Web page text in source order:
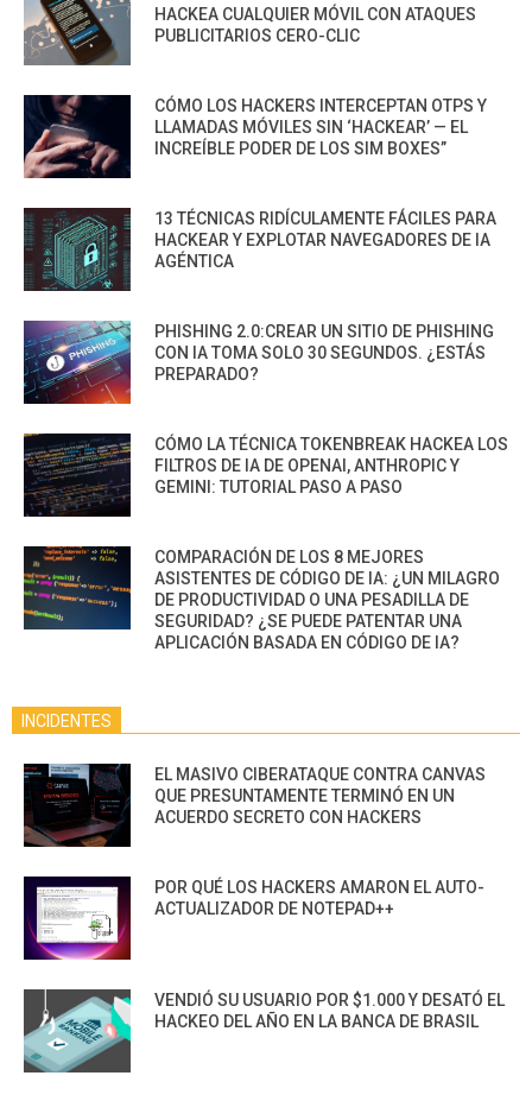
HACKEA CUALQUIER MÓVIL CON ATAQUES
PUBLICITARIOS CERO-CLIC
CÓMO LOS HACKERS INTERCEPTAN OTPS Y
LLAMADAS MÓVILES SIN ‘HACKEAR’ — EL
INCREÍBLE PODER DE LOS SIM BOXES”
13 TÉCNICAS RIDÍCULAMENTE FÁCILES PARA
HACKEAR Y EXPLOTAR NAVEGADORES DE IA
AGÉNTICA
PHISHING 2.0:CREAR UN SITIO DE PHISHING
CON IA TOMA SOLO 30 SEGUNDOS. ¿ESTÁS
PREPARADO?
CÓMO LA TÉCNICA TOKENBREAK HACKEA LOS
FILTROS DE IA DE OPENAI, ANTHROPIC Y
GEMINI: TUTORIAL PASO A PASO
COMPARACIÓN DE LOS 8 MEJORES
ASISTENTES DE CÓDIGO DE IA: ¿UN MILAGRO
DE PRODUCTIVIDAD O UNA PESADILLA DE
SEGURIDAD? ¿SE PUEDE PATENTAR UNA
APLICACIÓN BASADA EN CÓDIGO DE IA?
INCIDENTES
EL MASIVO CIBERATAQUE CONTRA CANVAS
QUE PRESUNTAMENTE TERMINÓ EN UN
ACUERDO SECRETO CON HACKERS
POR QUÉ LOS HACKERS AMARON EL AUTO-
ACTUALIZADOR DE NOTEPAD++
VENDIÓ SU USUARIO POR $1.000 Y DESATÓ EL
HACKEO DEL AÑO EN LA BANCA DE BRASIL